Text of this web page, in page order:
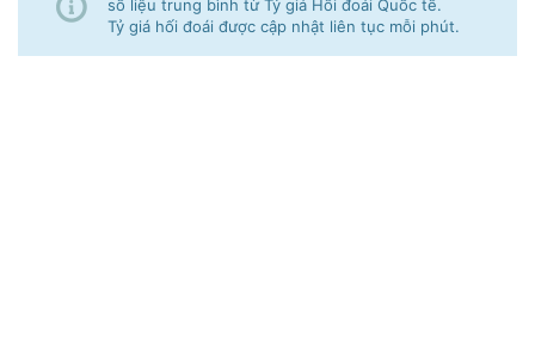
số liệu trung bình từ Tỷ giá Hối đoái Quốc tế.
Tỷ giá hối đoái được cập nhật liên tục mỗi phút.